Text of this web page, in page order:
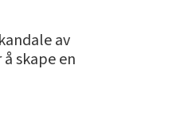
av
skape en